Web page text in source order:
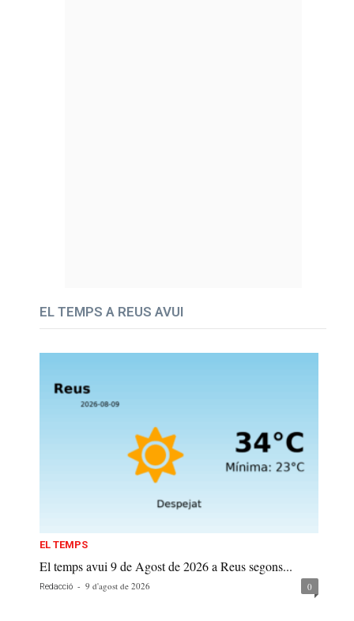
EL TEMPS A REUS AVUI
EL TEMPS
El temps avui 9 de Agost de 2026 a Reus segons...
Redacció - 9 d'agost de 2026 0